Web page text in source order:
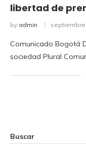
libertad de
by admin septiembre
Comunicado Bogotá
sociedad Plural
Buscar